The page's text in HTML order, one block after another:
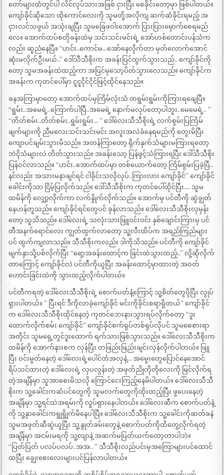
တော်များထံတွင်ပါ လိင်လုပ်သားအဖြစ် ငှားပြီး စေခိုင်းတော့မှာ ဖြစ်ပါတယ်။
ကျော်ခိုင်ဆိုသော ထိုကောင်လေးကို သူမတို့အလိုကျ ဆက်ဆံခိုင်းရမည့် အ
ငှားလင်သဖွယ် အသုံးချပြီး သူမခြေဖဝါးအောက် ပြားပြားမှောက်စေရမည်
လေ။ အောက်ထပ်စတိုခန်းထဲမှ သင်းသင်းမင်းရဲ့ အော်ဟစ်တောင်းပန်သံက
လည်း ဆူညံနေပြီ။ “ဟင်း..ကောင်မ…အော်နေလိုက်တာ မှတ်လောက်အောင်
ဆုံးမလိုက်ဦးမယ်..” ဒေါ်သီသီစိုးက အခန်းပြင်ထွက်သွားသည်.. ကျော်ခိုင်ကို
တော့ သူမအခန်းထဲထည့်ကာ အပြင်မှသော့ပိတ်သွားလေသည်။ ကျော်ခိုင်က
အခန်းက ကုတင်ပေါ်မှာ ငူငူငိုင်ငိုင်ဖြင့်ထိုင်နေသည်။
ခနအကြာမှာတော့ အောက်ထပ်မှကြိမ်လုံးသံ တရွမ်းရွမ်းကိုကြားရချေပြီ။
“ရွမ်း..အမေရဲ့..ကြောက်ပါပြီ..အမေရဲ့ နောက်မလုပ်တော့ပါဘူး..မေမေရဲ့.. ”
“တိတ်စမ်း..တိတ်စမ်း..ရွမ်းရွမ်း… ” ဒေါ်လေးသီသီစိုးရဲ့ လက်စွမ်းပြကြိမ်
ချက်များကို ညီမလေးသင်းသင်းမင်း အလူးအလဲခံနေရမည်ကို တွေးမိပြီး
ကျောပင်ချမ်းသွားမိသည်။ အတန်ကြာတော့ ရိုက်နှက်သံများမကြားရတော့
ဘဲငိုသံများလဲ တိတ်သွားသည်။ အခန်းသော့ ပြန်ဖွင့်သံကြားရပြီး ဒေါ်သီသီစိုး
ပြန်ဝင်လာသည်။ “ဟင်း..အောက်ထပ်မှာ တစ်ယောက်တော့ ကြိမ်စွမ်းပြခဲ့ပြီ..
နင်လည်း အသားမနာချင်ရင် ငါခိုင်းသလိုလုပ်..ကြားလား ကျော်ခိုင်” ကျော်ခိုင်
ခေါင်းကိုသာ ငြိမ့်ပြလိုက်သည်။ ဒေါ်သီသီစိုးက ကုတင်ပေါ်ထိုင်ပြီး…. သူမ
ထမိန်ကို လျှော့လိုက်ကာ လက်နွိုက်လိုက်သည်။ အောက်မှ ပင်တီကို ဆွဲချွတ်
နေဟန်တူသည်။ ကျော်ခိုင်ရင်တွေပင် ခုန်လာသည်။ ဒေါ်လေးသီသီစိုးလှမှန်း
တော့ သူသိသည်။ ဒေါ်လေးရဲ့ သလုံးသားဖြူဝင်းဝင်း နှစ်ချောင်းကြားမှ ပင်
တီအနက်ရောင်လေး ကျွတ်ထွက်လာတော့ သူ့လီးထိပ်က အရည်ကြည်များ
ပင် ထွက်ကျလာသည်။ သီသီစိုးကလည်း ဒါကိုသိသည်။ ပင်တီကို ကျော်ခိုင်
မျက်နှာသို့ပစ်လိုက်ပြီး “ရော့အခန်းထောင့်က ခြင်းထဲသွားထည့်..” လို့ဆိုလိုက်
တာကြောင့် ကျော်ခိုင်လဲ ပင်တီကိုယူပြီး အခန်းထောင့်မှာထားတဲ့ အဝတ်
ဟောင်းခြင်းထဲကို သွားထည့်လိုက်ပါတယ်။
ပင်တီကရတဲ့ ဒေါ်လေးသီသီစိုးရဲ့ စောက်ပတ်နံ့ကြောင့် သူ့စိတ်တွေပိုပြီး လွုပ်
ရှားပါတယ်။ ” ပြီးရင် ဒီကိုလာခဲ့ကျော်ခိုင် မင်းကိုခိုင်းစရာရှိတယ်” ကျော်ခိုင်
က ဒေါ်လေးသီသီစိုးထိုင်နေတဲ့ ကုတင်ဘေးနားသွားရပ်လိုက်တော့ “ဒူး
ထောက်လိုက်စမ်း ကျော်ခိုင်” ကျော်ခိုင်စက်ရုပ်တစ်ရုပ်လိုပင် သူမစေစားရာ
အတိုင်း သူမရှေ့တွင်ဒူးထောက် ရက်သားဖြစ်သွားသည်။ ဒေါ်လေးသီသီစိုးက
ထမိန်ကို အောက်နားစက လှန်ပြီး တဖြည်းဖြည်းချင်းလှန်လိုက်ပါတယ်။ ဖြူ
ပြီး ဝင်းမွတ်နေတဲ့ ဒေါ်လေးရဲ့ပေါင်တံအလှနဲ့… အမွေးတွေပြောင်နေအောင်
ရိပ်သင်ထားတဲ့ ဒေါ်လေးရဲ့ လှပလွန်းတဲ့ အဖုတ်ညိုတိုတိုလေးကို မြင်လိုက်ရ
တဲ့အချိန်မှာ သူအာစေးမိသလို ကြောင်ငေးကြည့်နေမိပါတယ်။ ဒေါ်လေးသီသီ
စိုးက သူ့ခေါင်းကဆံပင်တွေကို သူမလက်တွေကိုထိုးထည့်ပြီး ဖွပေးနေတဲ့
အချိန်မှာ သူ့ရင်ထဲအရမ်းကို လှုပ်ရှားနေပါတယ်။ ဒေါ်လေးဆီက စောက်ပတ်နံ့
ကို သူ့နှာခေါင်းကရွုရွိုက်မိနေပါပြီ။ ဒေါ်လေးသီသီစိုးက သူ့ခေါင်းကိုဆတ်ခနဲ
သူမအဖုတ်ဆီဆွဲယူပြီး သူ့နွုတ်ခမ်းတွေနဲ့ စောက်ပတ်ကိုထိတွေ့လိုက်ရတဲ့
အချိန်မှာ အငမ်းမရကို သူ့လျာနဲ့ အဆက်မပြတ်ယက်တော့တာပါဘဲ။
“ပြတ်ပြတ် ပလပ်ပလပ်..အအ.. ” သီသီစိုးလည်ပင်းမှအကြောများပင်ထောင်
ထပြီး ချွေးစေးလေးများပင်ပြန်လာပါတယ်။